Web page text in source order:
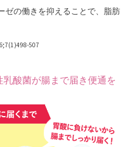
ゼの働きを抑えることで、脂肪
507
酸菌が腸まで届き便通を